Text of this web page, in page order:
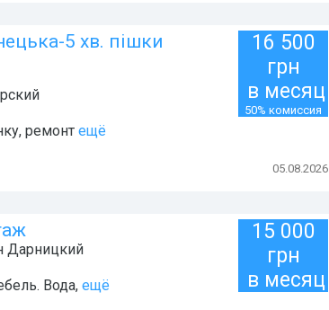
5 хв. пішки
ремонт ещё
16 500
грн
в месяц
50% комиссия
05.08.2026
Дарницкий
Вода, ещё
15 000
грн
в месяц